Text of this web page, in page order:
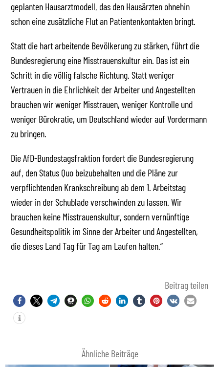
geplanten Hausarztmodell, das den Hausärzten ohnehin
schon eine zusätzliche Flut an Patientenkontakten bringt.
Statt die hart arbeitende Bevölkerung zu stärken, führt die
Bundesregierung eine Misstrauenskultur ein. Das ist ein
Schritt in die völlig falsche Richtung. Statt weniger
Vertrauen in die Ehrlichkeit der Arbeiter und Angestellten
brauchen wir weniger Misstrauen, weniger Kontrolle und
weniger Bürokratie, um Deutschland wieder auf Vordermann
zu bringen.
Die AfD-Bundestagsfraktion fordert die Bundesregierung
auf, den Status Quo beizubehalten und die Pläne zur
verpflichtenden Krankschreibung ab dem 1. Arbeitstag
wieder in der Schublade verschwinden zu lassen. Wir
brauchen keine Misstrauenskultur, sondern vernünftige
Gesundheitspolitik im Sinne der Arbeiter und Angestellten,
die dieses Land Tag für Tag am Laufen halten.“
Beitrag teilen
Ähnliche Beiträge